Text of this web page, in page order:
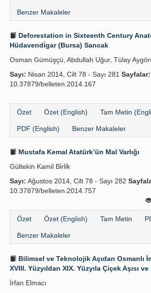
Benzer Makaleler
Deforestation in Sixteenth Century
Hüdavendi̇gar (Bursa) Sancak
Osman Gümüşçü, Abdullah Uğur, Tülay
Sayı: Nisan 2014, Cilt 78 - Sayı 281 Sayfalar:
10.37879/belleten.2014.167
Özet Özet (English) Tam Metin
PDF (English) Benzer Makaleler
Mustafa Kemal Atatürk’ün Mal Varlığı
Gültekin Kamil Bi̇rli̇k
Sayı: Ağustos 2014, Cilt 78 - Sayı 282
10.37879/belleten.2014.757
Özet Özet (English) Tam Metin
Benzer Makaleler
Bilimsel ve Teknolojik Açıdan Osmanlı
XVIII. Yüzyıldan XIX. Yüzyıla Çiçek Aşısı ve
İrfan Elmacı